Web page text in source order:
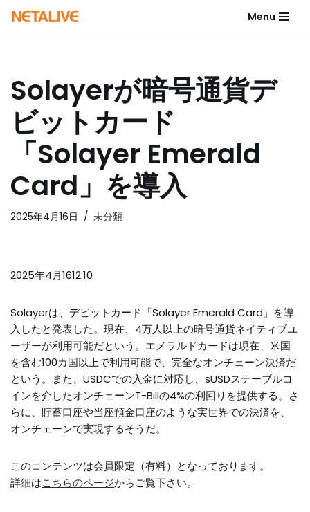
ン
ツ
へ
ス
プ
Menu
Solayerが暗号通貨デ
ビットカード
「Solayer Emerald
Card」を導入
2025年4月16日 未分類
2025年4月1612:10
Solayerは、デビットカード「Solayer Emerald Card」を導
入したと発表した。現在、4万人以上の暗号通貨ネイティブユ
ーザーが利用可能だという。エメラルドカードは現在、米国
を含む100カ国以上で利用可能で、完全なオンチェーン決済だ
という。また、USDCでの入金に対応し、sUSDステーブルコ
インを介したオンチェーンT-Billの4%の利回りを提供する。さ
らに、貯蓄口座や当座預金口座のような実世界での決済を、
オンチェーンで実現するそうだ。
このコンテンツは会員限定（有料）となっております。
詳細はこちらのページからご覧下さい。